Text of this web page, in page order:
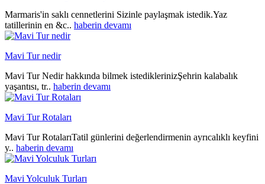
Marmaris'in saklı cennetlerini Sizinle paylaşmak istedik.Yaz
tatillerinin en &c.. haberin devamı
Mavi Tur nedir
Mavi Tur Nedir hakkında bilmek istediklerinizŞehrin kalabalık
yaşantısı, tr.. haberin devamı
Mavi Tur Rotaları
Mavi Tur RotalarıTatil günlerini değerlendirmenin ayrıcalıklı keyfini
y.. haberin devamı
Mavi Yolculuk Turları